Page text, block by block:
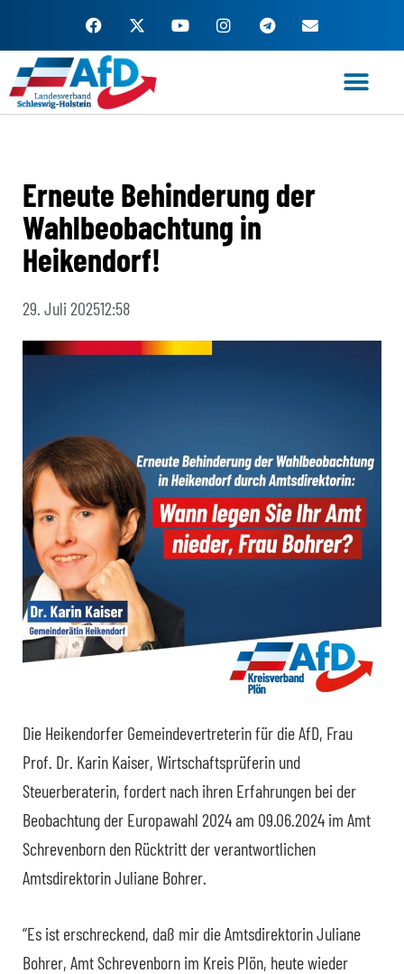
Zum
Inhalt
springen
Erneute Behinderung der
Wahlbeobachtung in
Heikendorf!
29. Juli 202512:58
Die Heikendorfer Gemeindevertreterin für die AfD, Frau
Prof. Dr. Karin Kaiser, Wirtschaftsprüferin und
Steuerberaterin, fordert nach ihren Erfahrungen bei der
Beobachtung der Europawahl 2024 am 09.06.2024 im Amt
Schrevenborn den Rücktritt der verantwortlichen
Amtsdirektorin Juliane Bohrer.
“Es ist erschreckend, daß mir die Amtsdirektorin Juliane
Bohrer, Amt Schrevenborn im Kreis Plön, heute wieder